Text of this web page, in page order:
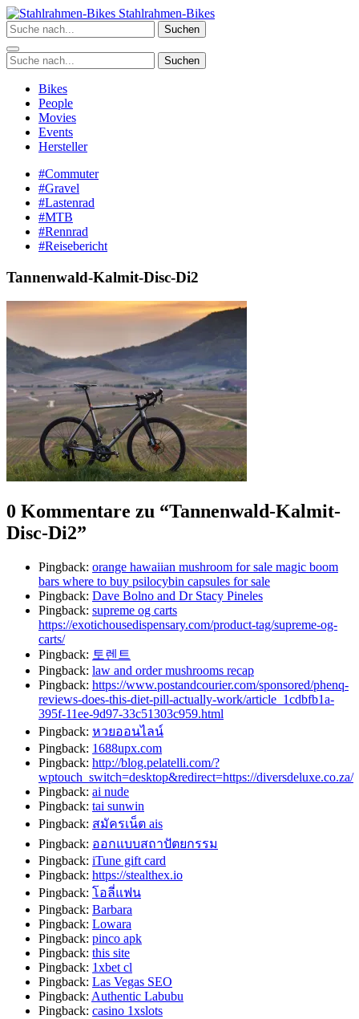
Zum
Inhalt
springen
Stahlrahmen-Bikes
Suchen
Suchen
Bikes
People
Movies
Events
Hersteller
#Commuter
#Gravel
#Lastenrad
#MTB
#Rennrad
#Reisebericht
Tannenwald-Kalmit-Disc-Di2
0 Kommentare zu “Tannenwald-Kalmit-
Disc-Di2”
Pingback: orange hawaiian mushroom for sale magic boom
bars where to buy psilocybin capsules for sale
Pingback: Dave Bolno and Dr Stacy Pineles
Pingback: supreme og carts
https://exotichousedispensary.com/product-tag/supreme-og-
carts/
Pingback: 토렌트
Pingback: law and order mushrooms recap
Pingback: https://www.postandcourier.com/sponsored/phenq-
reviews-does-this-diet-pill-actually-work/article_1cdbfb1a-
395f-11ee-9d97-33c51303c959.html
Pingback: หวยออนไลน์
Pingback: 1688upx.com
Pingback: http://blog.pelatelli.com/?
wptouch_switch=desktop&redirect=https://diversdeluxe.co.za/
Pingback: ai nude
Pingback: tai sunwin
Pingback: สมัครเน็ต ais
Pingback: ออกแบบสถาปัตยกรรม
Pingback: iTune gift card
Pingback: https://stealthex.io
Pingback: โอลี่แฟน
Pingback: Barbara
Pingback: Lowara
Pingback: pinco apk
Pingback: this site
Pingback: 1xbet cl
Pingback: Las Vegas SEO
Pingback: Authentic Labubu
Pingback: casino 1xslots